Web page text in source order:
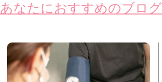
あなたにおすすめのブログ